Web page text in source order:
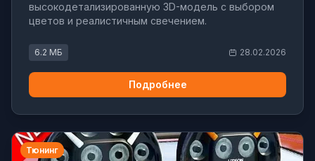
высокодетализированную 3D-модель с выбором
цветов и реалистичным свечением.
6.2 МБ 28.02.2026
Подробнее
Тюнинг